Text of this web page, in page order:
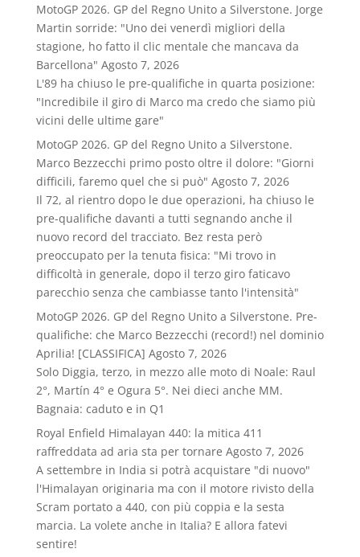
MotoGP 2026. GP del Regno Unito a Silverstone. Jorge
Martin sorride: "Uno dei venerdì migliori della
stagione, ho fatto il clic mentale che mancava da
Barcellona" Agosto 7, 2026
L'89 ha chiuso le pre-qualifiche in quarta posizione:
"Incredibile il giro di Marco ma credo che siamo più
vicini delle ultime gare"
MotoGP 2026. GP del Regno Unito a Silverstone.
Marco Bezzecchi primo posto oltre il dolore: "Giorni
difficili, faremo quel che si può" Agosto 7, 2026
Il 72, al rientro dopo le due operazioni, ha chiuso le
pre-qualifiche davanti a tutti segnando anche il
nuovo record del tracciato. Bez resta però
preoccupato per la tenuta fisica: "Mi trovo in
difficoltà in generale, dopo il terzo giro faticavo
parecchio senza che cambiasse tanto l'intensità"
MotoGP 2026. GP del Regno Unito a Silverstone. Pre-
qualifiche: che Marco Bezzecchi (record!) nel dominio
Aprilia! [CLASSIFICA] Agosto 7, 2026
Solo Diggia, terzo, in mezzo alle moto di Noale: Raul
2°, Martín 4° e Ogura 5°. Nei dieci anche MM.
Bagnaia: caduto e in Q1
Royal Enfield Himalayan 440: la mitica 411
raffreddata ad aria sta per tornare Agosto 7, 2026
A settembre in India si potrà acquistare "di nuovo"
l'Himalayan originaria ma con il motore rivisto della
Scram portato a 440, con più coppia e la sesta
marcia. La volete anche in Italia? E allora fatevi
sentire!